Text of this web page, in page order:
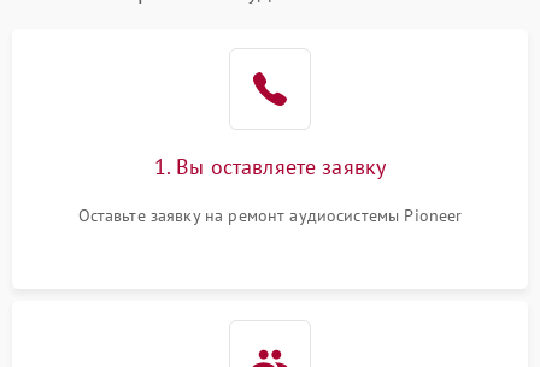
1. Вы оставляете заявку
Оставьте заявку на ремонт аудиосистемы Pioneer